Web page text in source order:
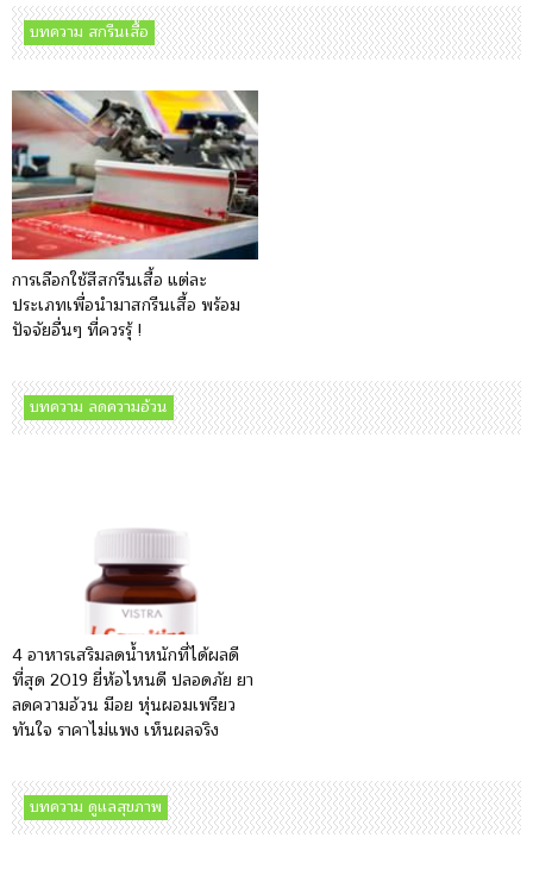
บทความ สกรีนเสื้อ
การเลือกใช้สีสกรีนเสื้อ แต่ละ
ประเภทเพื่อนำมาสกรีนเสื้อ พร้อม
ปัจจัยอื่นๆ ที่ควรรุ้ !
บทความ ลดความอ้วน
4 อาหารเสริมลดน้ำหนักที่ได้ผลดี
ที่สุด 2019 ยี่ห้อไหนดี ปลอดภัย ยา
ลดความอ้วน มีอย หุ่นผอมเพรียว
ทันใจ ราคาไม่แพง เห็นผลจริง
บทความ ดูแลสุขภาพ